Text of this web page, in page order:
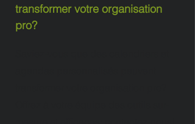
transformer votre organisation
pro?